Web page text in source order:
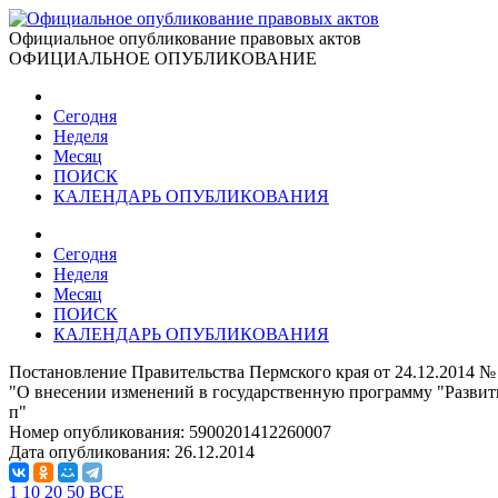
Официальное опубликование правовых актов
ОФИЦИАЛЬНОЕ ОПУБЛИКОВАНИЕ
Сегодня
Неделя
Месяц
ПОИСК
КАЛЕНДАРЬ ОПУБЛИКОВАНИЯ
Сегодня
Неделя
Месяц
ПОИСК
КАЛЕНДАРЬ ОПУБЛИКОВАНИЯ
Постановление Правительства Пермского края от 24.12.2014
"О внесении изменений в государственную программу
п"
Номер опубликования: 5900201412260007
Дата опубликования: 26.12.2014
1 10 20 50 ВСЕ